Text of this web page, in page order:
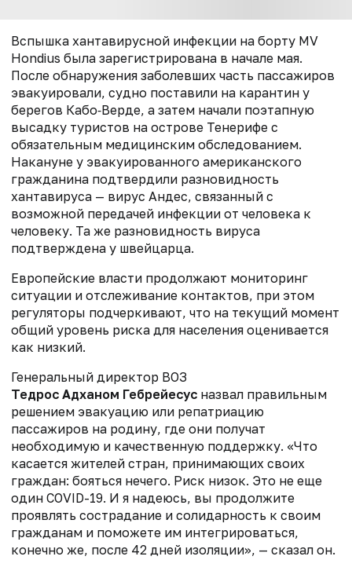
Вспышка хантавирусной инфекции на борту MV
Hondius была зарегистрирована в начале мая.
После обнаружения заболевших часть пассажиров
эвакуировали, судно поставили на карантин у
берегов Кабо‑Верде, а затем начали поэтапную
высадку туристов на острове Тенерифе с
обязательным медицинским обследованием.
Накануне у эвакуированного американского
гражданина подтвердили разновидность
хантавируса — вирус Андес, связанный с
возможной передачей инфекции от человека к
человеку. Та же разновидность вируса
подтверждена у швейцарца.
Европейские власти продолжают мониторинг
ситуации и отслеживание контактов, при этом
регуляторы подчеркивают, что на текущий момент
общий уровень риска для населения оценивается
как низкий.
Генеральный директор ВОЗ
Тедрос Адханом Гебрейесус назвал правильным
решением эвакуацию или репатриацию
пассажиров на родину, где они получат
необходимую и качественную поддержку. «Что
касается жителей стран, принимающих своих
граждан: бояться нечего. Риск низок. Это не еще
один COVID-19. И я надеюсь, вы продолжите
проявлять сострадание и солидарность к своим
гражданам и поможете им интегрироваться,
конечно же, после 42 дней изоляции», — сказал он.